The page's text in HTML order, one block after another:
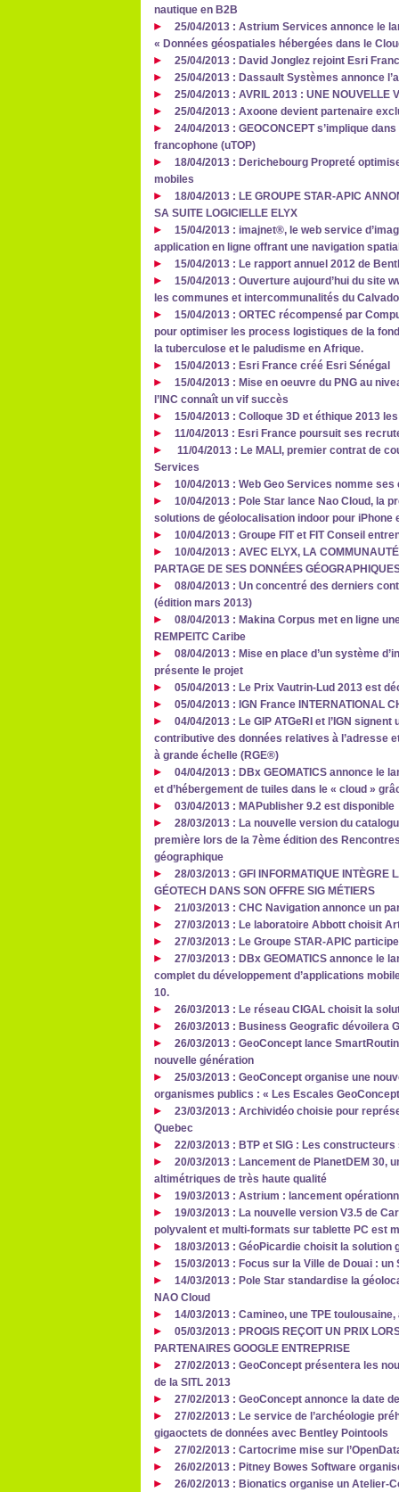
nautique en B2B
25/04/2013 : Astrium Services annonce le
« Données géospatiales hébergées dans le
25/04/2013 : David Jonglez rejoint Esri
25/04/2013 : Dassault Systèmes annonce
25/04/2013 : AVRIL 2013 : UNE NOUVELLE
25/04/2013 : Axoone devient partenaire
24/04/2013 : GEOCONCEPT s’implique
francophone (uTOP)
18/04/2013 : Derichebourg Propreté
mobiles
18/04/2013 : LE GROUPE STAR-APIC
SA SUITE LOGICIELLE ELYX
15/04/2013 : imajnet®, le web service
application en ligne offrant une navigation
15/04/2013 : Le rapport annuel 2012 de
15/04/2013 : Ouverture aujourd’hui du site
les communes et intercommunalités du
15/04/2013 : ORTEC récompensé par
pour optimiser les process logistiques de la
la tuberculose et le paludisme en Afrique.
15/04/2013 : Esri France créé Esri Sénégal
15/04/2013 : Mise en oeuvre du PNG au
l’INC connaît un vif succès
15/04/2013 : Colloque 3D et éthique 2013
11/04/2013 : Esri France poursuit ses
11/04/2013 : Le MALI, premier contrat de
Services
10/04/2013 : Web Geo Services nomme
10/04/2013 : Pole Star lance Nao Cloud, la
solutions de géolocalisation indoor pour iPhone
10/04/2013 : Groupe FIT et FIT Conseil
10/04/2013 : AVEC ELYX, LA
PARTAGE DE SES DONNÉES
08/04/2013 : Un concentré des derniers
(édition mars 2013)
08/04/2013 : Makina Corpus met en ligne
REMPEITC Caribe
08/04/2013 : Mise en place d’un système
présente le projet
05/04/2013 : Le Prix Vautrin-Lud 2013 est
05/04/2013 : IGN France INTERNATIONAL
04/04/2013 : Le GIP ATGeRI et l’IGN
contributive des données relatives à l’adresse
à grande échelle (RGE®)
04/04/2013 : DBx GEOMATICS annonce le
et d’hébergement de tuiles dans le « cloud »
03/04/2013 : MAPublisher 9.2 est disponible
28/03/2013 : La nouvelle version du
première lors de la 7ème édition des
géographique
28/03/2013 : GFI INFORMATIQUE INTÈGRE
GÉOTECH DANS SON OFFRE SIG MÉTIERS
21/03/2013 : CHC Navigation annonce un
27/03/2013 : Le laboratoire Abbott choisit
27/03/2013 : Le Groupe STAR-APIC
27/03/2013 : DBx GEOMATICS annonce le
complet du développement d’applications
10.
26/03/2013 : Le réseau CIGAL choisit la
26/03/2013 : Business Geografic dévoilera
26/03/2013 : GeoConcept lance
nouvelle génération
25/03/2013 : GeoConcept organise une
organismes publics : « Les Escales
23/03/2013 : Archividéo choisie pour
Quebec
22/03/2013 : BTP et SIG : Les
20/03/2013 : Lancement de PlanetDEM 30,
altimétriques de très haute qualité
19/03/2013 : Astrium : lancement
19/03/2013 : La nouvelle version V3.5 de
polyvalent et multi-formats sur tablette PC est
18/03/2013 : GéoPicardie choisit la solution
15/03/2013 : Focus sur la Ville de Douai : un
14/03/2013 : Pole Star standardise la
NAO Cloud
14/03/2013 : Camineo, une TPE
05/03/2013 : PROGIS REÇOIT UN PRIX
PARTENAIRES GOOGLE ENTREPRISE
27/02/2013 : GeoConcept présentera les
de la SITL 2013
27/02/2013 : GeoConcept annonce la date
27/02/2013 : Le service de l’archéologie
gigaoctets de données avec Bentley Pointools
27/02/2013 : Cartocrime mise sur
26/02/2013 : Pitney Bowes Software
26/02/2013 : Bionatics organise un Atelier-